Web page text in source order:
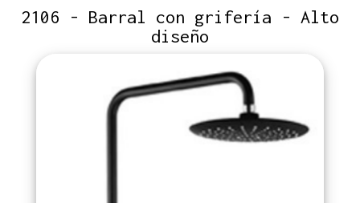
2106 - Barral con grifería - Alto
diseño